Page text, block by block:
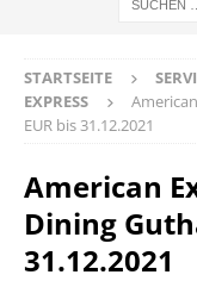
STARTSEITE
EXPRESS
EUR bis 31.12.2021
American
Dining
31.12.2021